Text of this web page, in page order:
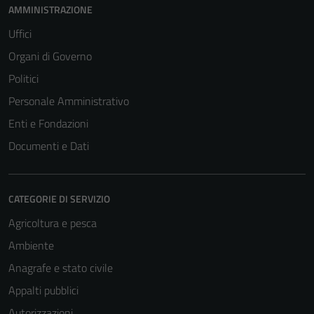
AMMINISTRAZIONE
Uffici
Organi di Governo
Politici
Personale Amministrativo
Enti e Fondazioni
Documenti e Dati
CATEGORIE DI SERVIZIO
Agricoltura e pesca
Ambiente
Anagrafe e stato civile
Appalti pubblici